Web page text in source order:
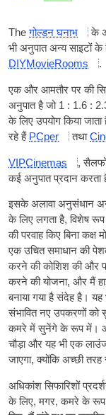
Theगोल्डन घनाभ
के
भी अनुपात अन्य साइटों के
DIYMovieRooms
.
एक और आमतौर पर की
अनुपात है जो 1 : 1.6 :
के लिए उपयोग किया
रहे हैं PCper तथा
VIPCinemas
,
कई अनुपात प्रदान
इसके अलावा अनुसंधान
के लिए लगता है, विशेष
की परवाह किए बिना
एक उचित समाधान की
करने की कोशिश की और
करने की योजना, और मैं
बनाया गया है संदेह है।
संभावित नए उपकरणों
कमरे में सुनेंगे के रूप में।
चौड़ा और यह भी एक
जाएगा, क्योंकि अच्छी
अधिकांश सिफारिशों
के लिए, मगर, कमरे के